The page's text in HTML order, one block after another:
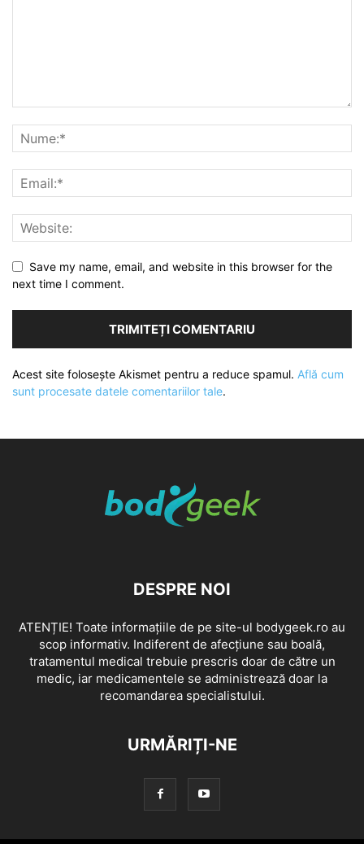
Save my name, email, and website in this browser for the
next time I comment.
Acest site folosește Akismet pentru a reduce spamul. Află cum
sunt procesate datele comentariilor tale.
DESPRE NOI
ATENȚIE! Toate informațiile de pe site-ul bodygeek.ro au
scop informativ. Indiferent de afecțiune sau boală,
tratamentul medical trebuie prescris doar de către un
medic, iar medicamentele se administrează doar la
recomandarea specialistului.
URMĂRIȚI-NE